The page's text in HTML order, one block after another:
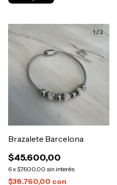
1 /2
Brazalete Barcelona
$45.600,00
6 x $7.600,00 sin interés
$38.760,00 con